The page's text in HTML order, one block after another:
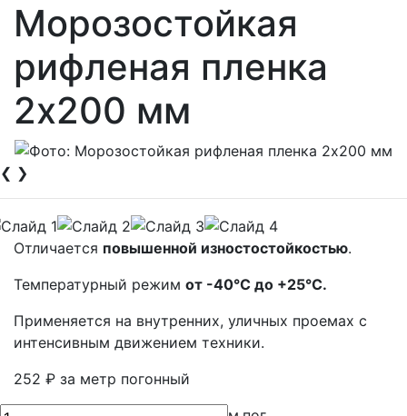
Морозостойкая
рифленая пленка
2х200 мм
❮ ❯
Отличается повышенной изностостойкостью.
Температурный режим от -40°С до +25°С.
Применяется на внутренних, уличных проемах с
интенсивным движением техники.
252 ₽ за метр погонный